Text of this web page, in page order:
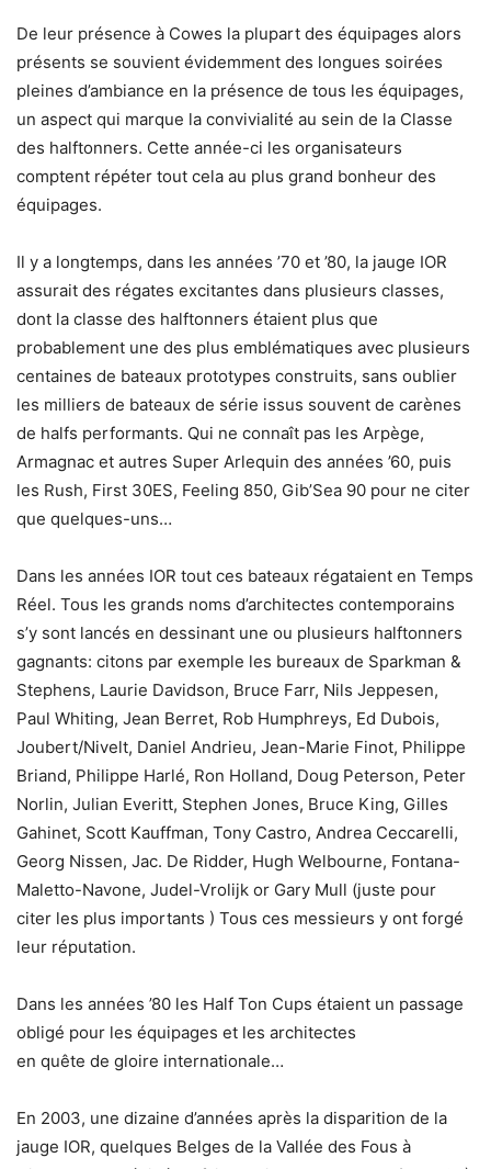
De leur présence à Cowes la plupart des équipages alors
présents se souvient évidemment des longues soirées
pleines d’ambiance en la présence de tous les équipages,
un aspect qui marque la convivialité au sein de la Classe
des halftonners. Cette année-ci les organisateurs
comptent répéter tout cela au plus grand bonheur des
équipages.
Il y a longtemps, dans les années ’70 et ’80, la jauge IOR
assurait des régates excitantes dans plusieurs classes,
dont la classe des halftonners étaient plus que
probablement une des plus emblématiques avec plusieurs
centaines de bateaux prototypes construits, sans oublier
les milliers de bateaux de série issus souvent de carènes
de halfs performants. Qui ne connaît pas les Arpège,
Armagnac et autres Super Arlequin des années ’60, puis
les Rush, First 30ES, Feeling 850, Gib’Sea 90 pour ne citer
que quelques-uns…
Dans les années IOR tout ces bateaux régataient en Temps
Réel. Tous les grands noms d’architectes contemporains
s’y sont lancés en dessinant une ou plusieurs halftonners
gagnants: citons par exemple les bureaux de Sparkman &
Stephens, Laurie Davidson, Bruce Farr, Nils Jeppesen,
Paul Whiting, Jean Berret, Rob Humphreys, Ed Dubois,
Joubert/Nivelt, Daniel Andrieu, Jean-Marie Finot, Philippe
Briand, Philippe Harlé, Ron Holland, Doug Peterson, Peter
Norlin, Julian Everitt, Stephen Jones, Bruce King, Gilles
Gahinet, Scott Kauffman, Tony Castro, Andrea Ceccarelli,
Georg Nissen, Jac. De Ridder, Hugh Welbourne, Fontana-
Maletto-Navone, Judel-Vrolijk or Gary Mull (juste pour
citer les plus importants ) Tous ces messieurs y ont forgé
leur réputation.
Dans les années ’80 les Half Ton Cups étaient un passage
obligé pour les équipages et les architectes
en quête de gloire internationale…
En 2003, une dizaine d’années après la disparition de la
jauge IOR, quelques Belges de la Vallée des Fous à